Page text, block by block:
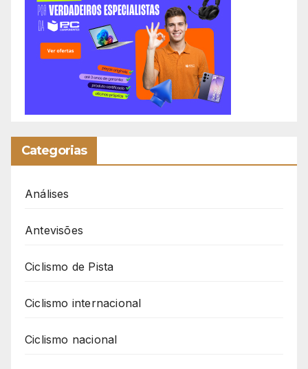
Categorias
Análises
Antevisões
Ciclismo de Pista
Ciclismo internacional
Ciclismo nacional